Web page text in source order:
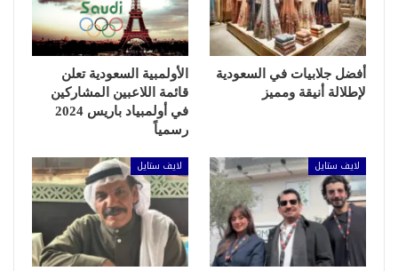
أفضل جلابيات في السعودية
لإطلالة أنيقة ومميز
الأولمبية السعودية تعلن
قائمة اللاعبين المشاركين
في أولمبياد باريس 2024
رسمياً
لايف ستايل لايف ستايل